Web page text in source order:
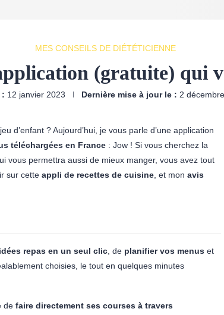
MES CONSEILS DE DIÉTÉTICIENNE
(gratuite) qui
: 12 janvier 2023 Dernière mise à jour le : 2
d’enfant ? Aujourd’hui, je vous parle d’une application
téléchargées en France : Jow ! Si vous cherchez la
vous permettra aussi de mieux manger, vous avez tout
sur cette appli de recettes de cuisine , et mon avis
repas en un seul clic , de planifier vos menus et
choisies, le tout en quelques minutes
de faire directement ses courses à travers